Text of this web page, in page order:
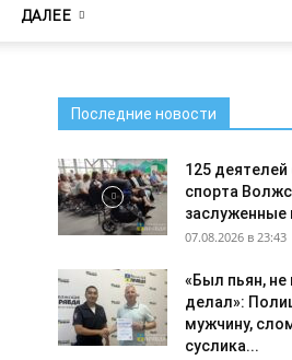
ДАЛЕЕ
Последние новости
125 деятелей
спорта
заслуженные
07.08.2026 в 23:43
«Был пьян,
делал»:
мужчину,
суслика...